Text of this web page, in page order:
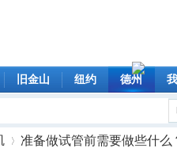
旧金山 纽约 德州
准备做试管前需要做些什么